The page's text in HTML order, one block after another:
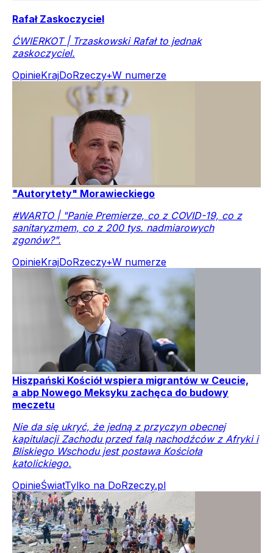
Rafał Zaskoczyciel
ĆWIERKOT | Trzaskowski Rafał to jednak
zaskoczyciel.
OpinieKrajDoRzeczy+W numerze
"Autorytety" Morawieckiego
#WARTO | "Panie Premierze, co z COVID-19, co z
sanitaryzmem, co z 200 tys. nadmiarowych
zgonów?".
OpinieKrajDoRzeczy+W numerze
Hiszpański Kościół wspiera migrantów w Ceucie,
a abp Nowego Meksyku zachęca do budowy
meczetu
Nie da się ukryć, że jedną z przyczyn obecnej
kapitulacji Zachodu przed falą nachodźców z Afryki i
Bliskiego Wschodu jest postawa Kościoła
katolickiego.
OpinieŚwiatTylko na DoRzeczy.pl